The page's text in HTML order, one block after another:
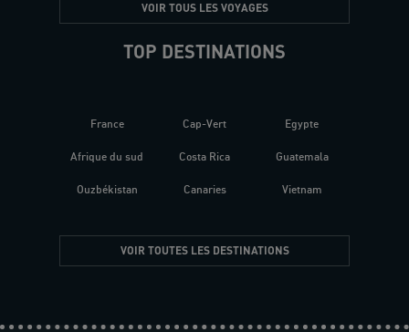
VOIR TOUS LES VOYAGES
TOP DESTINATIONS
France
Afrique du sud
Ouzbékistan
Cap-Vert
Costa Rica
Canaries
Egypte
Guatemala
Vietnam
VOIR TOUTES LES DESTINATIONS